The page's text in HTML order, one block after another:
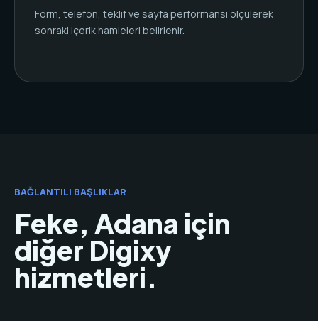
Form, telefon, teklif ve sayfa performansı ölçülerek
sonraki içerik hamleleri belirlenir.
BAĞLANTILI BAŞLIKLAR
Feke, Adana için
diğer Digixy
hizmetleri.